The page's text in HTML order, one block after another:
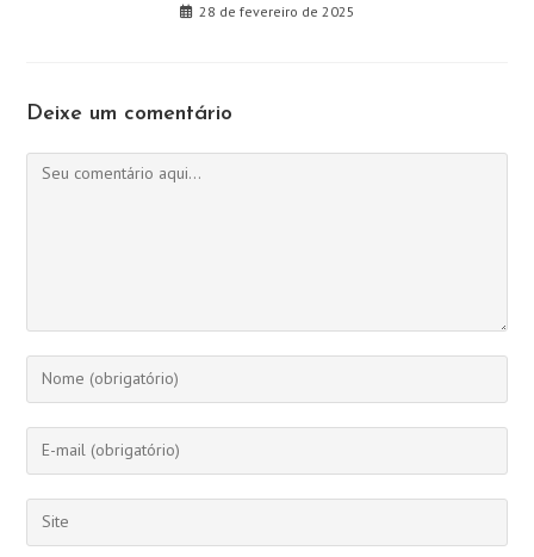
28 de fevereiro de 2025
Deixe um comentário
Comentário
Digite
seu
nome
ou
de
usuário
Digite
seu
endereço
de
Digite
o